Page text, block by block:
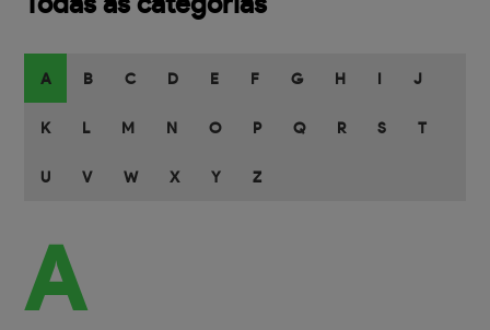
A B C D E F G H J
K L M N O P Q R S T
U V W X Y Z
A